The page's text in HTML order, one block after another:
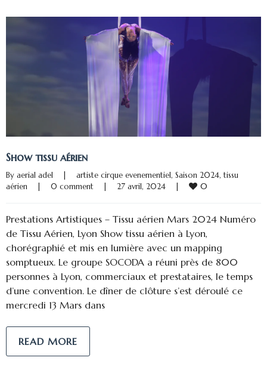
Show tissu aérien
By aerial adel artiste cirque evenementiel, Saison 2024, tissu
aérien
0 comment 27 avril, 2024 0
Prestations Artistiques – Tissu aérien Mars 2024 Numéro
de Tissu Aérien, Lyon Show tissu aérien à Lyon,
chorégraphié et mis en lumière avec un mapping
somptueux. Le groupe SOCODA a réuni près de 800
personnes à Lyon, commerciaux et prestataires, le temps
d’une convention. Le dîner de clôture s’est déroulé ce
mercredi 13 Mars dans
READ MORE